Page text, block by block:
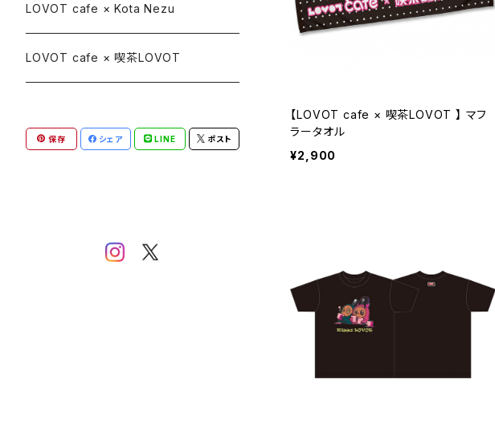
【LOVOT cafe × 喫茶LOVOT 】 マフ
ラータオル
¥2,900
LOVOT cafe × Kota Nezu
LOVOT cafe × 喫茶LOVOT
保存 シェア LINE ポスト